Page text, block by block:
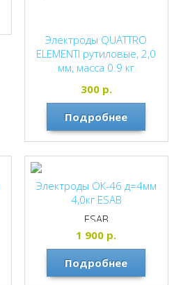
Электроды QUATTRO
ELEMENTI рутиловые, 2,0
мм, масса 0.9 кг
QUATTRO ELEMENTI
300р.
Подробнее
Электроды ОК-46 д=4мм
4,0кг ESAB
ESAB
1 900 р.
Подробнее